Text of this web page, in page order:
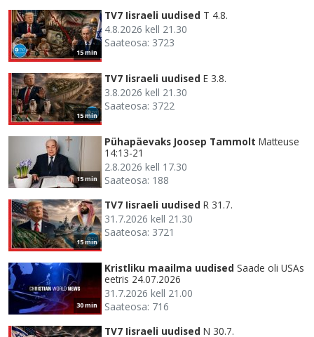
15 min
TV7 Iisraeli uudised T 4.8.
4.8.2026 kell 21.30
Saateosa: 3723
15 min
TV7 Iisraeli uudised E 3.8.
3.8.2026 kell 21.30
Saateosa: 3722
15 min
Pühapäevaks Joosep Tammolt Matteuse
14:13-21
2.8.2026 kell 17.30
Saateosa: 188
15 min
TV7 Iisraeli uudised R 31.7.
31.7.2026 kell 21.30
Saateosa: 3721
30 min
Kristliku maailma uudised Saade oli USAs
eetris 24.07.2026
31.7.2026 kell 21.00
Saateosa: 716
TV7 Iisraeli uudised N 30.7.